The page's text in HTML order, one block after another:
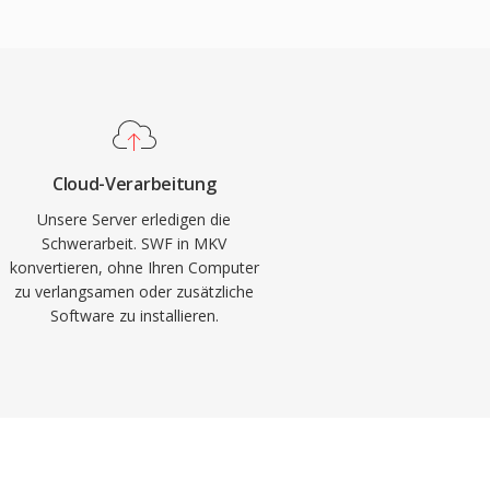
Cloud-Verarbeitung
Unsere Server erledigen die
Schwerarbeit. SWF in MKV
konvertieren, ohne Ihren Computer
zu verlangsamen oder zusätzliche
Software zu installieren.